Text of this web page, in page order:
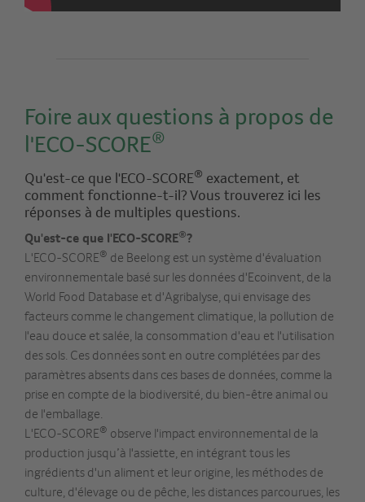
Foire aux questions à propos de
l'ECO-SCORE®
Qu'est-ce que l'ECO-SCORE® exactement, et
comment fonctionne-t-il? Vous trouverez ici les
réponses à de multiples questions.
Qu'est-ce que l'ECO-SCORE®?
L'ECO-SCORE® de Beelong est un système d'évaluation
environnementale basé sur les données d'Ecoinvent, de la
World Food Database et d'Agribalyse, qui envisage des
facteurs comme le changement climatique, la pollution de
l'eau douce et salée, la consommation d'eau et l'utilisation
des sols. Ces données sont en outre complétées par des
paramètres absents dans ces bases de données, comme la
prise en compte de la biodiversité, du bien-être animal ou
de l'emballage.
L'ECO-SCORE® observe l'impact environnemental de la
production jusqu’à l'assiette, en intégrant tous les
ingrédients d'un aliment et leur origine, les méthodes de
culture, d'élevage ou de pêche, les distances parcourues, les